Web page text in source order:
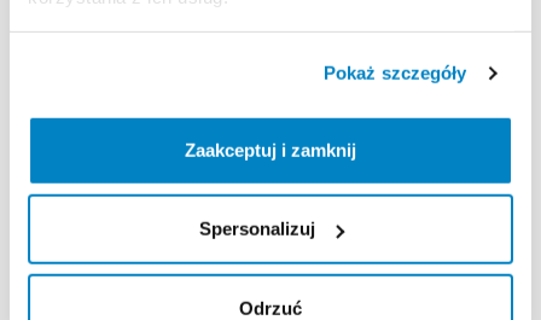
Pokaż szczegóły
Zaakceptuj i zamknij
Spersonalizuj
Odrzuć
Rakiety śnieżne SH100
15,00 zł /dzień